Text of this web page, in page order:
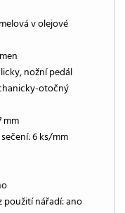
v olejové
nožní pedál
otočný
mm
6 ks/mm
použití nářadí: ano